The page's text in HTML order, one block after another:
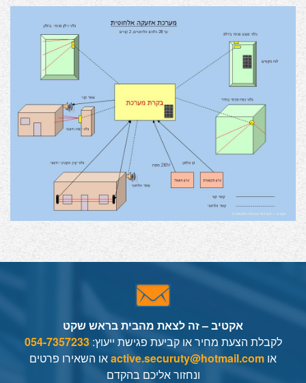
אקטיב – זה לצאת מהבית בראש שקט
לקבלת הצעת מחיר או קביעת פגישת ייעוץ: 054-7357233
או active.securuty@hotmail.comאו השאירו פרטים
ונחזור אליכם בהקדם